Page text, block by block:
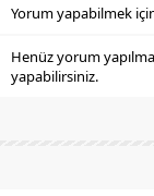
Yorum yapabilmek
Henüz yorum
yapabilirsiniz.